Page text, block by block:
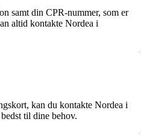
samt din CPR-nummer, som er
altid kontakte Nordea i
kan du kontakte Nordea i
til dine behov.